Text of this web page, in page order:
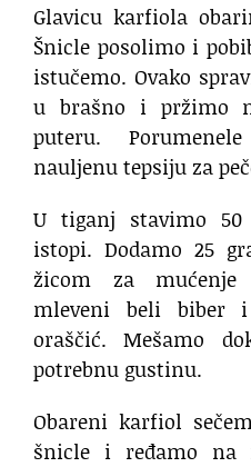
Glavicu karfiola
Šnicle posolimo i
istučemo. Ovako
u brašno i pržimo
puteru.
nauljenu tepsiju za
U tiganj stavimo
istopi. Dodamo 25
žicom za
mleveni beli biber
oraščić. Mešamo
potrebnu gustinu.
Obareni karfiol
šnicle i ređamo